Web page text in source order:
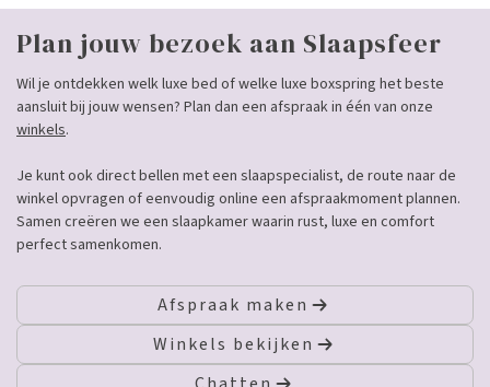
Plan jouw bezoek aan Slaapsfeer
Wil je ontdekken welk luxe bed of welke luxe boxspring het beste
aansluit bij jouw wensen? Plan dan een afspraak in één van onze
winkels.
Je kunt ook direct bellen met een slaapspecialist, de route naar de
winkel opvragen of eenvoudig online een afspraakmoment plannen.
Samen creëren we een slaapkamer waarin rust, luxe en comfort
perfect samenkomen.
Afspraak maken
Winkels bekijken